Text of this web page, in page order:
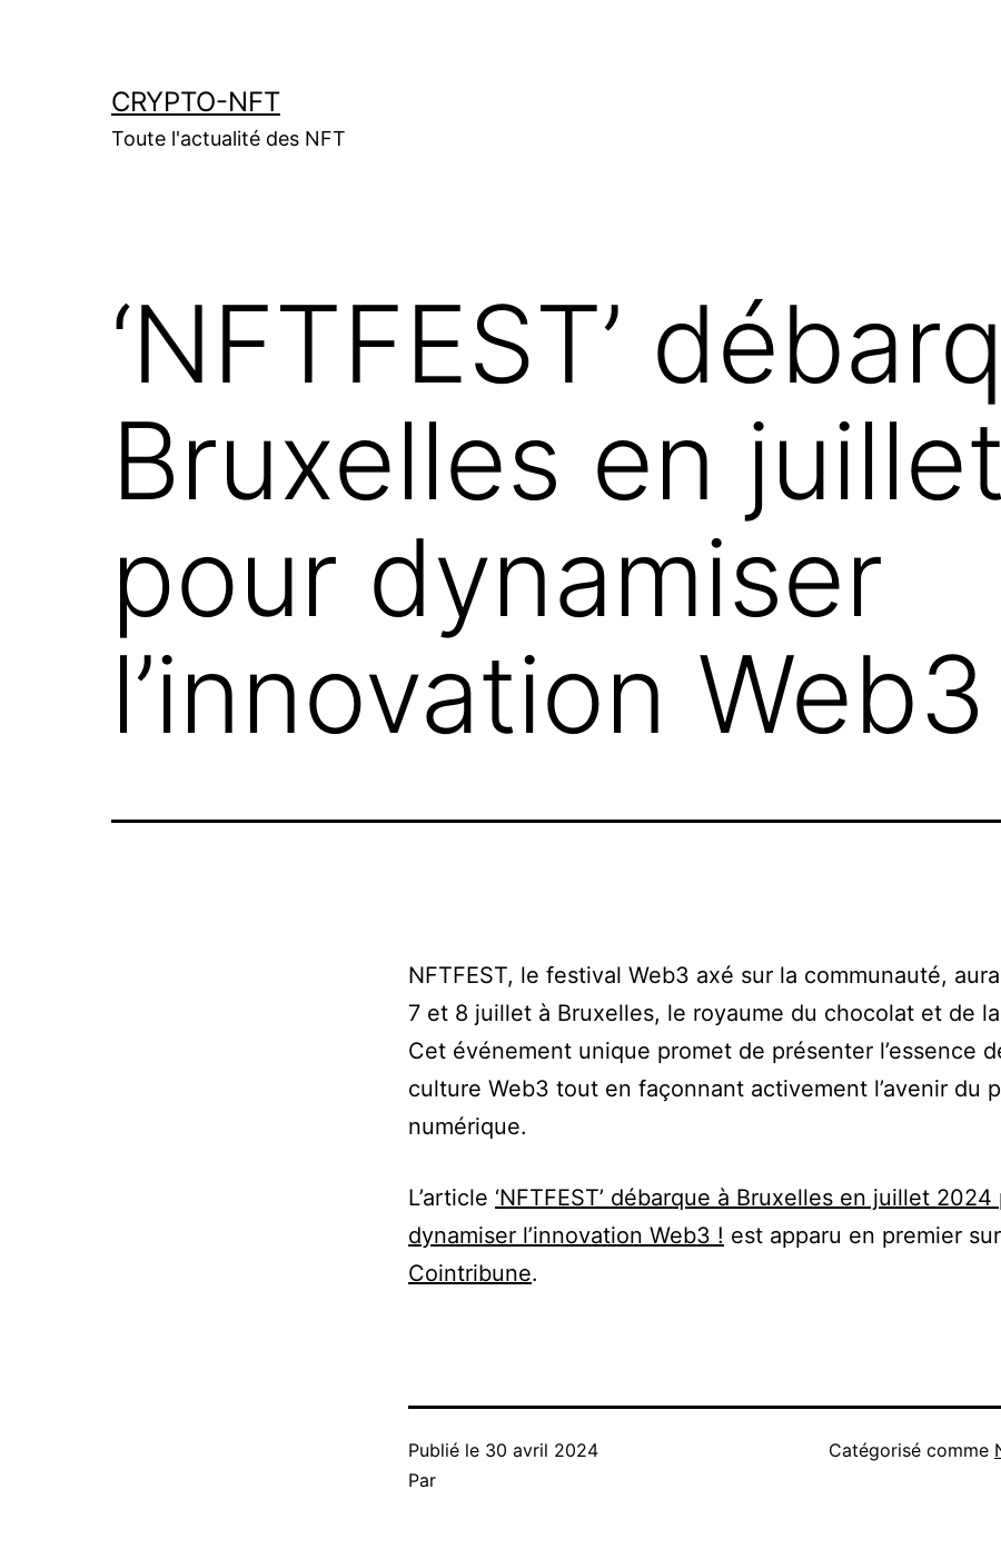
CRYPTO-NFT
Toute l'actualité des NFT
‘NFTFEST’
Bruxelles en
pour dynamiser
l’innovation
NFTFEST, le festival Web3 axé sur la communauté,
7 et 8 juillet à Bruxelles, le royaume du chocolat et de
Cet événement unique promet de présenter l’essence
culture Web3 tout en façonnant activement l’avenir du
numérique.
L’article ‘NFTFEST’ débarque à Bruxelles en juillet 2024
dynamiser l’innovation Web3 ! est apparu en premier sur
Cointribune.
Publié le 30 avril 2024
Par
Catégorisé comme